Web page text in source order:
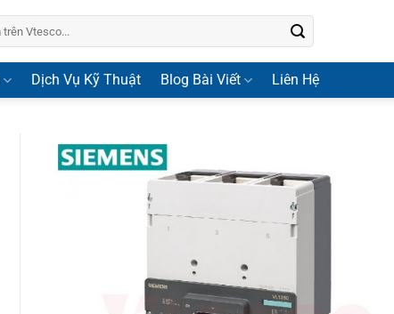
Dịch Vụ Kỹ Thuật Blog Bài Viết Liên Hệ